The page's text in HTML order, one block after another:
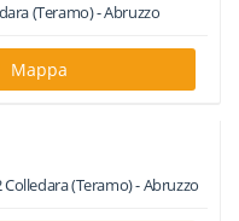
(Teramo) -Abruzzo
Mappa
Colledara(Teramo) -Abruzzo